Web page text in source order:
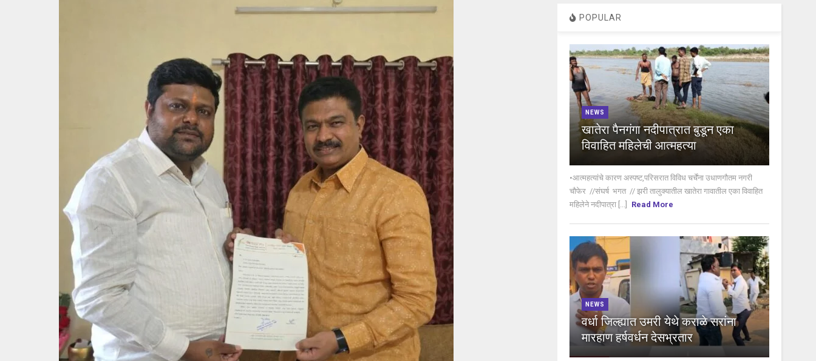
POPULAR
NEWS
खातेरा पैनगंगा नदीपात्रात बुडून एका
विवाहित महिलेची आत्महत्या
•आत्महत्यांचे कारण अस्पष्ट,परिसरात विविध चर्चेंना उधाणगौतम नगरी
चौफेर //संघर्ष भगत // झरी तालुक्यातील खातेरा गावातील एका विवाहित
महिलेने नदीपात्रा [...]
Read More
NEWS
वर्धा जिल्ह्यात उमरी येथे कराळे सरांना
मारहाण हर्षवर्धन देसभ्रतार